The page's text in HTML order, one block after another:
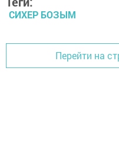
СИХЕР БОЗЫМ
Перейти на